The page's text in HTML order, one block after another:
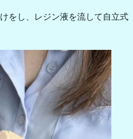
をし、レジン液を流して自立式